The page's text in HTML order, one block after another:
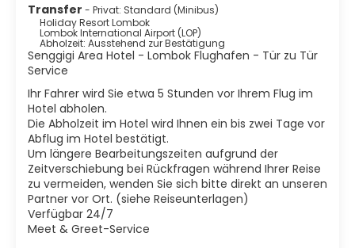
Transfer - Privat: Standard (Minibus)
Holiday Resort Lombok
Lombok International Airport (LOP)
Abholzeit: Ausstehend zur Bestätigung
Senggigi Area Hotel - Lombok Flughafen - Tür zu Tür
Service
Ihr Fahrer wird Sie etwa 5 Stunden vor Ihrem Flug im
Hotel abholen.
Die Abholzeit im Hotel wird Ihnen ein bis zwei Tage vor
Abflug im Hotel bestätigt.
Um längere Bearbeitungszeiten aufgrund der
Zeitverschiebung bei Rückfragen während Ihrer Reise
zu vermeiden, wenden Sie sich bitte direkt an unseren
Partner vor Ort. (siehe Reiseunterlagen)
Verfügbar 24/7
Meet & Greet-Service